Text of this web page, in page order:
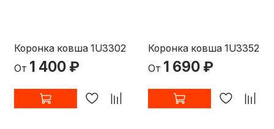
Коронка ковша 1U3302
От 1 400 ₽
Коронка ковша 1U3352
От 1 690 ₽